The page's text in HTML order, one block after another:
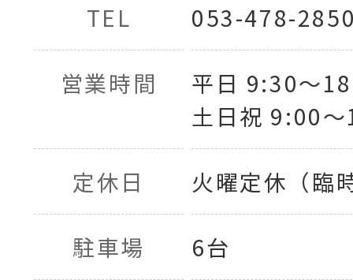
TEL 053-478-
営業時間
平日 9:30〜
土日祝 9:00
定休日 火曜定休（臨
駐車場 6台